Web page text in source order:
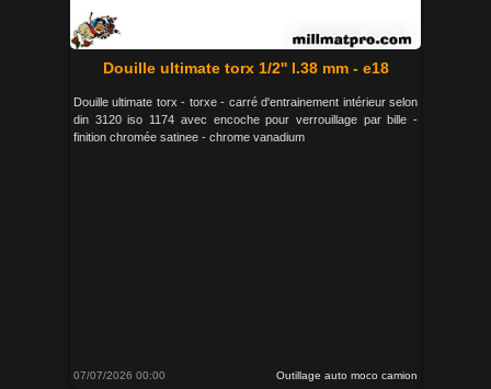
Douille ultimate torx 1/2'' l.38 mm - e18
Douille ultimate torx - torxe - carré d'entrainement intérieur selon
din 3120 iso 1174 avec encoche pour verrouillage par bille -
finition chromée satinee - chrome vanadium
07/07/2026 00:00 Outillage auto moco camion